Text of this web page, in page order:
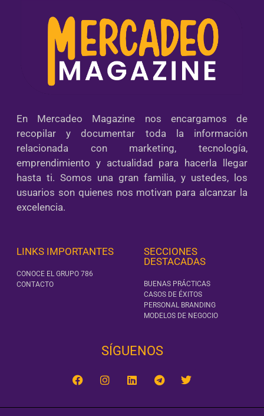
En Mercadeo Magazine nos encargamos de
recopilar y documentar toda la información
relacionada con marketing, tecnología,
emprendimiento y actualidad para hacerla llegar
hasta ti. Somos una gran familia, y ustedes, los
usuarios son quienes nos motivan para alcanzar la
excelencia.
LINKS IMPORTANTES
CONOCE EL GRUPO 786
CONTACTO
SECCIONES
DESTACADAS
BUENAS PRÁCTICAS
CASOS DE ÉXITOS
PERSONAL BRANDING
MODELOS DE NEGOCIO
SÍGUENOS‎